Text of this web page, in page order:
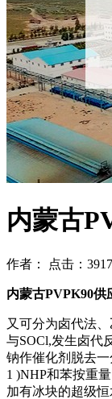
内蒙古
作者： 点击：
内蒙古PVPK90供
又可分为卤代法
与SOCl,发生卤代
钠作催化剂脱去
1 )NHP和苯按重
加有冰块的超级